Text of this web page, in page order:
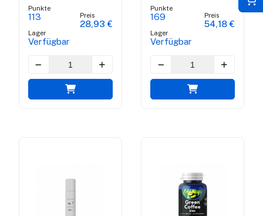
Punkte
113
Lager
Verfügbar
Preis
28,93 €
Punkte
169
Lager
Verfügbar
Preis
54,18 €